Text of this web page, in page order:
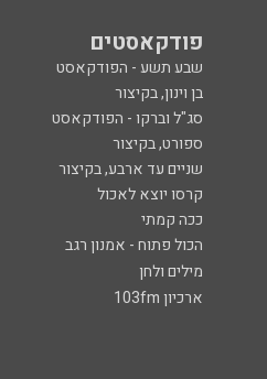
פודקאסטים
שבע תשע - הפודקאסט
בן וינון, בקיצור
סג"ל וברקו - הפודקאסט
ספורט, בקיצור
שניים עד ארבע, בקיצור
קרסו יוצא לאכול
ככה קמתי
הכול פתוח - אמנון רגב
מילים ולחן
ארכיון 103fm